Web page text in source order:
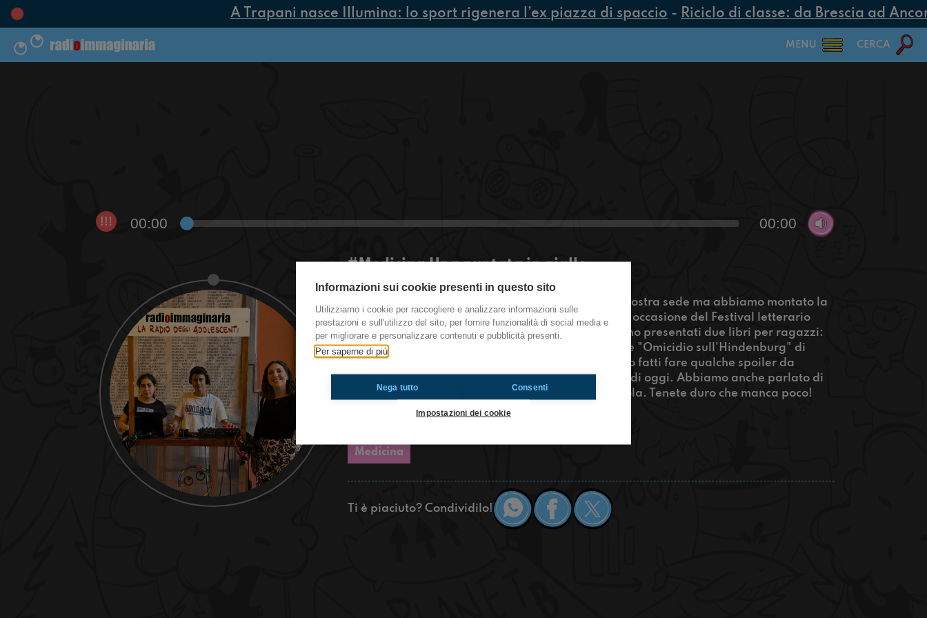
A Trapani nasce Illumina: lo sport rigenera l’ex piazza di spaccio- Riciclo di classe: da Brescia ad
MENU CERCA
!!! 00:00 00:00
#Medicina Una puntata in giallo
Ciao ragazzi! Questa settimana non siamo nella nostra sede ma abbiamo montato la
nostra postazione fuori dal Comune di Medicina in occasione del Festival letterario
giallo MigiNoir. Nell’appuntamento di oggi vengono presentati due libri per ragazzi:
"Comanda, comanda, comanda" di Teo Benedetti e "Omicidio sull'Hindenburg" di
Fabrizio Altieri. Prima della presentazione ci siamo fatti fare qualche spoiler da
Alessia Rossi, scrittrice e presentatrice dell’evento di oggi. Abbiamo anche parlato di
come sta andando questa ultima settimana di scuola. Tenete duro che manca poco!
Medicina
Ti è piaciuto? Condividilo!
Informazioni sui cookie presenti in questo sito
Utilizziamo i cookie per raccogliere e analizzare informazioni sulle
prestazioni e sull'utilizzo del sito, per fornire funzionalità di social media e
per migliorare e personalizzare contenuti e pubblicità presenti.
Per saperne di più
Nega tutto Consenti
Impostazioni dei cookie